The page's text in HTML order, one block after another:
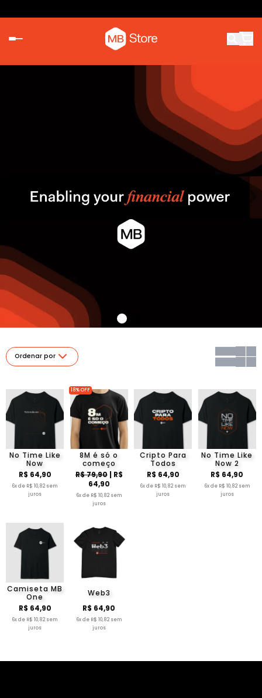
Ordenar por
No Time Like
Now
R$ 64,90
6x de R$ 10,82 sem
juros
8M é só o
começo
R$ 79,90| R$
64,90
6x de R$ 10,82 sem
juros
18% OFF
Cripto Para
Todos
R$ 64,90
6x de R$ 10,82 sem
juros
No Time Like
Now 2
R$ 64,90
6x de R$ 10,82 sem
juros
Camiseta MB
One
R$ 64,90
6x de R$ 10,82 sem
juros
Web3
R$ 64,90
6x de R$ 10,82 sem
juros